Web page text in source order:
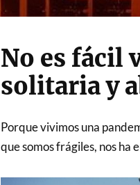
No es fácil
solitaria y
Porque vivimos una
que somos frágiles, nos ha